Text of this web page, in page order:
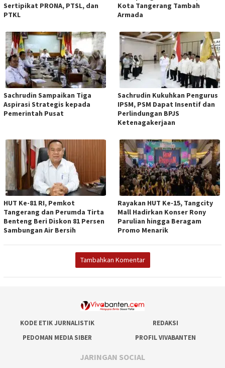
Sertipikat PRONA, PTSL, dan
PTKL
Kota Tangerang Tambah
Armada
Sachrudin Sampaikan Tiga
Aspirasi Strategis kepada
Pemerintah Pusat
Sachrudin Kukuhkan Pengurus
IPSM, PSM Dapat Insentif dan
Perlindungan BPJS
Ketenagakerjaan
HUT Ke-81 RI, Pemkot
Tangerang dan Perumda Tirta
Benteng Beri Diskon 81 Persen
Sambungan Air Bersih
Rayakan HUT Ke-15, Tangcity
Mall Hadirkan Konser Rony
Parulian hingga Beragam
Promo Menarik
Tambahkan Komentar
KODE ETIK JURNALISTIK
REDAKSI
PEDOMAN MEDIA SIBER
PROFIL VIVABANTEN
JARINGAN SOCIAL